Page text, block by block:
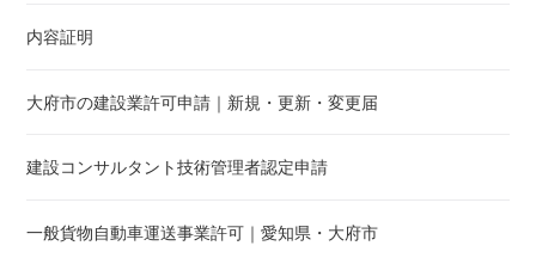
内容証明
大府市の建設業許可申請｜新規・更新・変更届
建設コンサルタント技術管理者認定申請
一般貨物自動車運送事業許可｜愛知県・大府市